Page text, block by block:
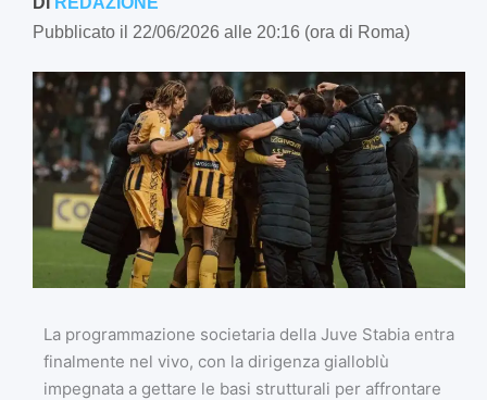
Pubblicato il 22/06/2026 alle 20:16 (ora di Roma)
La programmazione societaria della Juve Stabia entra
finalmente nel vivo, con la dirigenza gialloblù
impegnata a gettare le basi strutturali per affrontare